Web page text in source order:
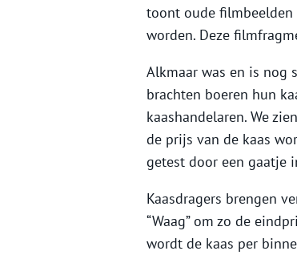
toont oude filmbeelden
worden. Deze
Alkmaar was en is nog
brachten boeren hun
kaashandelaren. We
de prijs van de kaas
getest door een gaatje
Kaasdragers brengen
“Waag” om zo de
wordt de kaas per